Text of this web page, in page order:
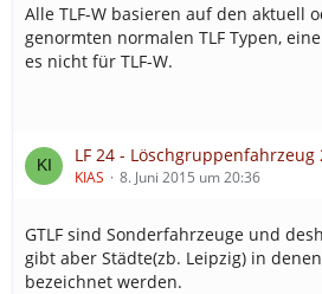
Alle TLF-W basieren auf den aktuell
genormten normalen TLF Typen,
es nicht für TLF-W.
LF 24 - Löschgruppenfahrzeug
KIAS 8. Juni 2015 um 20:36
GTLF sind Sonderfahrzeuge und
gibt aber Städte(zb. Leipzig) in denen
bezeichnet werden.